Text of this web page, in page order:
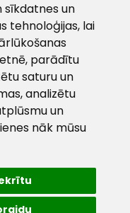
sīkdatnes un
tehnoloģijas, lai
parādītu
saturu un
analizētu
un
nāk mūsu
– 17:00